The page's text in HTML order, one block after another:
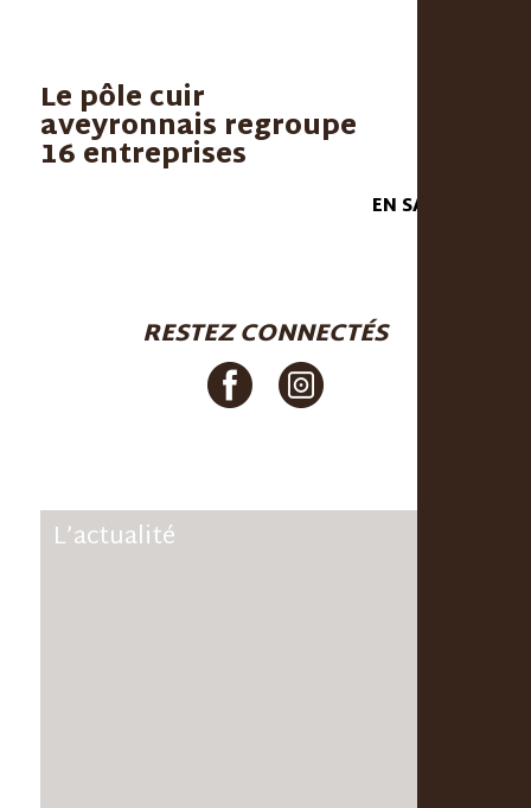
Le pôle cuir
aveyronnais regroupe
16 entreprises
EN SAVOIR +
RESTEZ CONNECTÉS
L’actualité